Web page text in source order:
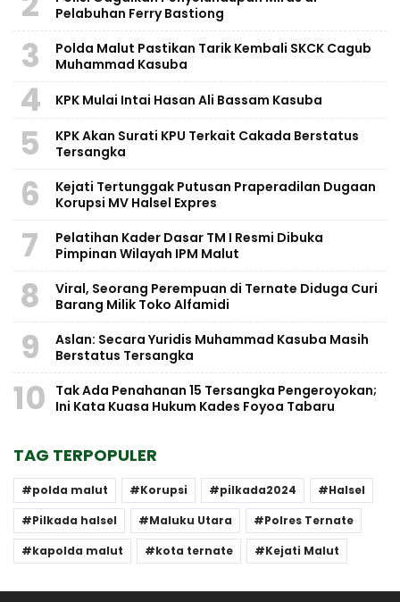
Pelabuhan Ferry Bastiong
3
Polda Malut Pastikan Tarik Kembali SKCK Cagub
Muhammad Kasuba
4 KPK Mulai Intai Hasan Ali Bassam Kasuba
5
KPK Akan Surati KPU Terkait Cakada Berstatus
Tersangka
6
Kejati Tertunggak Putusan Praperadilan Dugaan
Korupsi MV Halsel Expres
7
Pelatihan Kader Dasar TM I Resmi Dibuka
Pimpinan Wilayah IPM Malut
8
Viral, Seorang Perempuan di Ternate Diduga Curi
Barang Milik Toko Alfamidi
9
Aslan: Secara Yuridis Muhammad Kasuba Masih
Berstatus Tersangka
10
Tak Ada Penahanan 15 Tersangka Pengeroyokan;
Ini Kata Kuasa Hukum Kades Foyoa Tabaru
TAG TERPOPULER
polda malut Korupsi pilkada2024
Halsel
Pilkada halsel
Maluku Utara
Polres Ternate
kapolda malut
kota ternate Kejati Malut